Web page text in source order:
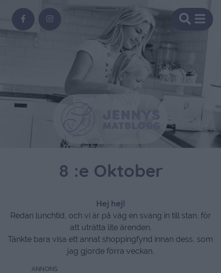
8 :e Oktober
Hej hej!
Redan lunchtid, och vi är på väg en sväng in till stan, för
att uträtta lite ärenden.
Tänkte bara visa ett annat shoppingfynd innan dess, som
jag gjorde förra veckan.